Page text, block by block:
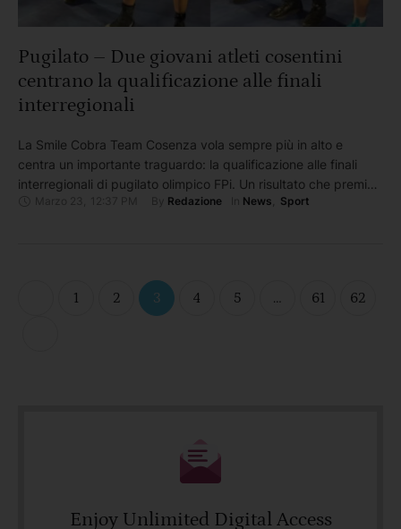
Pugilato – Due giovani atleti cosentini
centrano la qualificazione alle finali
interregionali
La Smile Cobra Team Cosenza vola sempre più in alto e
centra un importante traguardo: la qualificazione alle finali
interregionali di pugilato olimpico FPi. Un risultato che premia il
lavoro, la dedizione e la passione di tutta la squadra, in
Redazione News Sport
1 2 3 4 5 … 61 62
Enjoy Unlimited Digital Access